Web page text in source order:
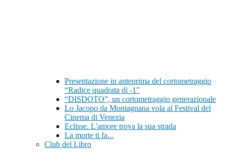
Presentazione in anteprima del cortometraggio
“Radice quadrata di -1”
“DISDOTO”, un cortometraggio generazionale
Lo Jacopo da Montagnana vola al Festival del
Cinema di Venezia
Eclisse. L'amore trova la sua strada
La morte ti fa...
Club del Libro